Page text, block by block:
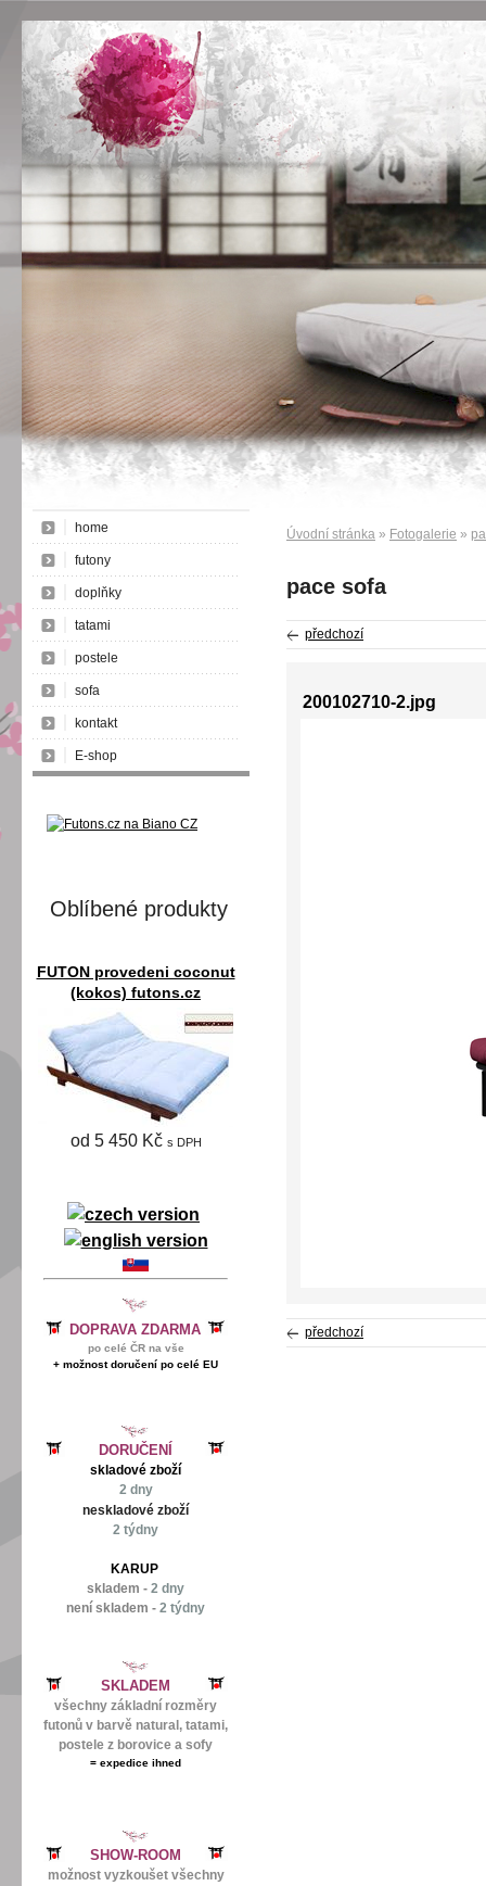
Úvodní stránka » Fotogalerie »
pace sofa
předchozí
200102710-2.jpg
předchozí
home
futony
doplňky
tatami
postele
sofa
kontakt
E-shop
Oblíbené produkty
FUTON provedeni coconut
(kokos) futons.cz
od 5 450 Kč s DPH
DOPRAVA ZDARMA
po celé ČR na vše
+ možnost doručení po celé EU
DORUČENÍ
skladové zboží
2 dny
neskladové zboží
2 týdny
KARUP
skladem - 2 dny
není skladem - 2 týdny
SKLADEM
všechny základní rozměry
futonů v barvě natural, tatami,
postele z borovice a sofy
= expedice ihned
SHOW-ROOM
možnost vyzkoušet všechny